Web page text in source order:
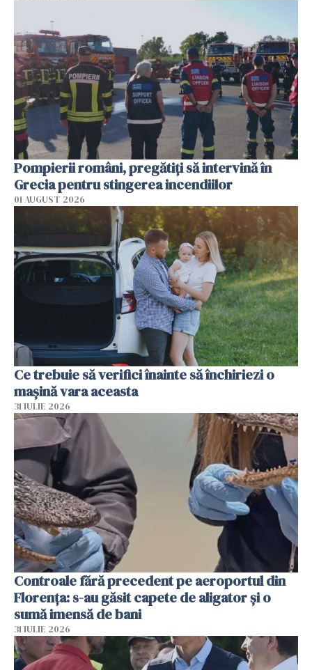
Pompierii români, pregătiţi să intervină în
Grecia pentru stingerea incendiilor
01 AUGUST 2026
Ce trebuie să verifici înainte să închiriezi o
mașină vara aceasta
31 IULIE 2026
Controale fără precedent pe aeroportul din
Florența: s-au găsit capete de aligator și o
sumă imensă de bani
31 IULIE 2026